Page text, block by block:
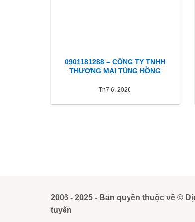
0901181288 – CÔNG TY TNHH
THƯƠNG MẠI TÙNG HỒNG
Th7 6, 2026
2006 - 2025 - Bản quyền thuộc về ©
tuyến